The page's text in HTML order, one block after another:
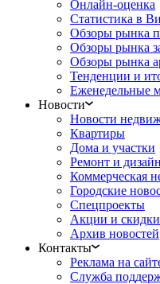
Онлайн-оценка
Статистика в
Обзоры рынка
Обзоры рынка
Обзоры рынка
Тенденции и
Еженедельные
Новости
Новости
Квартиры
Дома и участки
Ремонт и дизайн
Коммерческая
Городские
Спецпроекты
Акции и скидки
Архив новостей
Контакты
Реклама на
Служба